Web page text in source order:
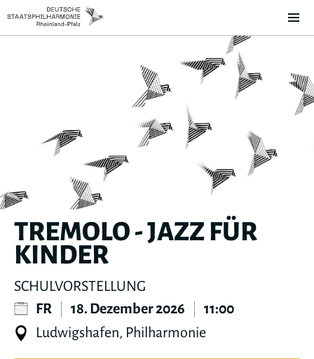
TREMOLO - JAZZ FÜR
KINDER
SCHULVORSTELLUNG
FR
18. Dezember 2026
11:00
Ludwigshafen, Philharmonie